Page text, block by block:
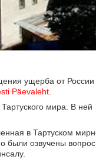
ущерба от
Päevaleht
мира. В
в Тартуском
были озвучены